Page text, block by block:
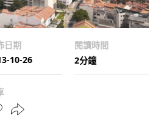
日期
10-26
閱讀時間
2分鐘